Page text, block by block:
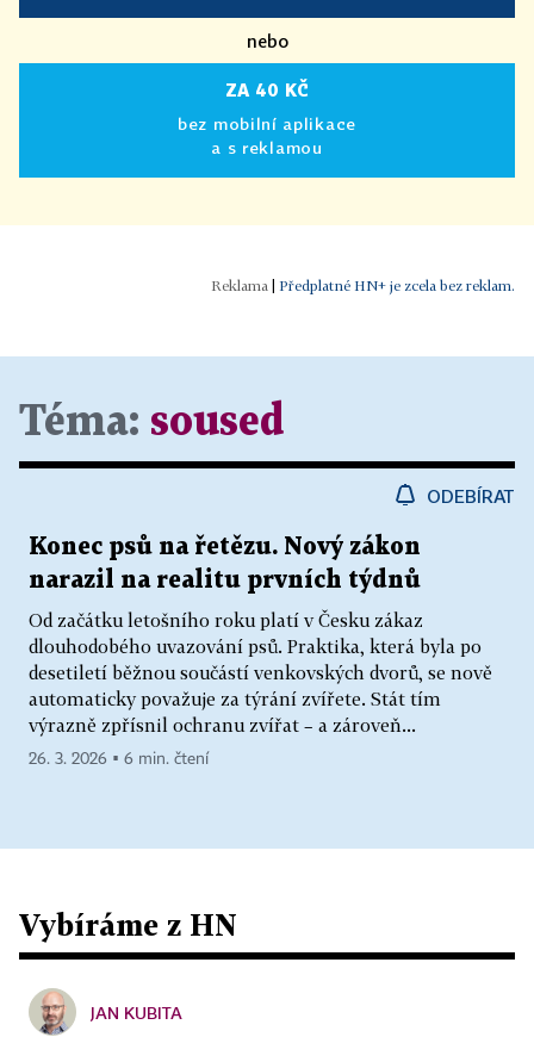
nebo
ZA 40 KČ
bez mobilní aplikace
a s reklamou
Předplatné HN+ je zcela bez reklam.
Téma: soused
ODEBÍRAT
Konec psů na řetězu. Nový zákon
narazil na realitu prvních týdnů
Od začátku letošního roku platí v Česku zákaz
dlouhodobého uvazování psů. Praktika, která byla po
desetiletí běžnou součástí venkovských dvorů, se nově
automaticky považuje za týrání zvířete. Stát tím
výrazně zpřísnil ochranu zvířat – a zároveň...
26. 3. 2026 ▪ 6 min. čtení
Vybíráme z HN
JAN KUBITA